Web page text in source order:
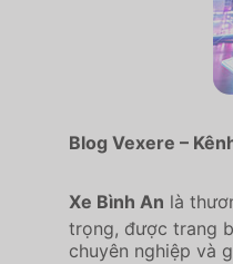
Blog Vexere –
Xe Bình An là
trọng, được trang
chuyên nghiệp và